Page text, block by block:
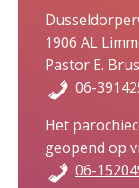
1906 AL
Pastor E.
06-
Het
geopend op
06-